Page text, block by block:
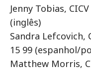
Jenny Tobias,
(inglês)
Sandra Lefcovich,
15 99 (espanhol/
Matthew Morris,